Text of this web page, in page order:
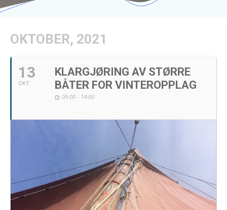
OKTOBER, 2021
13
OKT
KLARGJØRING AV STØRRE
BÅTER FOR VINTEROPPLAG
09:00 - 14:00